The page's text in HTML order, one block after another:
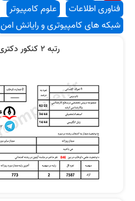
فناوری اطلاعات
علوم کامپیوتر
شبکه های کامپیوتری و رایانش امن
رتبه 2 کنکور دکتری هوش مصنوعی